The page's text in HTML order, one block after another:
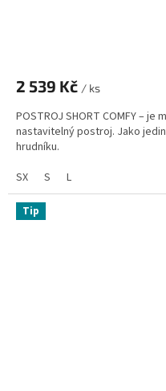
2 539 Kč / ks
POSTROJ SHORT COMFY –
nastavitelný postroj. Jako
hrudníku.
SX
S L
Tip